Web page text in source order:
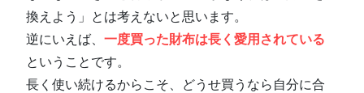
換えよう」とは考えないと思います。
逆にいえば、一度買った財布は長く愛用されている
ということです。
長く使い続けるからこそ、どうせ買うなら自分に合